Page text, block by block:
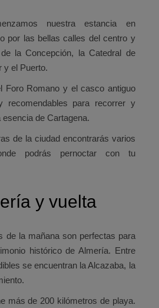
nuestra estancia en
por las bellas calles del centro y
la Concepción, la Catedral de
y el Puerto.
Foro Romano y el casco antiguo
recomendables para recorrer y
de Cartagena.
de la ciudad encontrarás varios
podrás pernoctar con tu
y vuelta
de la mañana son perfectas para
histórico de Almería. Entre
se encuentran la Alcazaba, la
más de 200 kilómetros de playa.